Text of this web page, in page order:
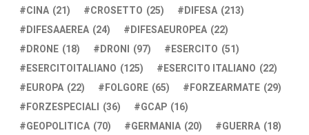
CINA (21) CROSETTO (25) DIFESA (213)
DIFESAAEREA (24) DIFESAEUROPEA (22)
DRONE (18) DRONI (97) ESERCITO (51)
ESERCITOITALIANO (125) ESERCITO ITALIANO (22)
EUROPA (22) FOLGORE (65) FORZEARMATE (29)
FORZESPECIALI (36) GCAP (16)
GEOPOLITICA (70) GERMANIA (20) GUERRA (18)